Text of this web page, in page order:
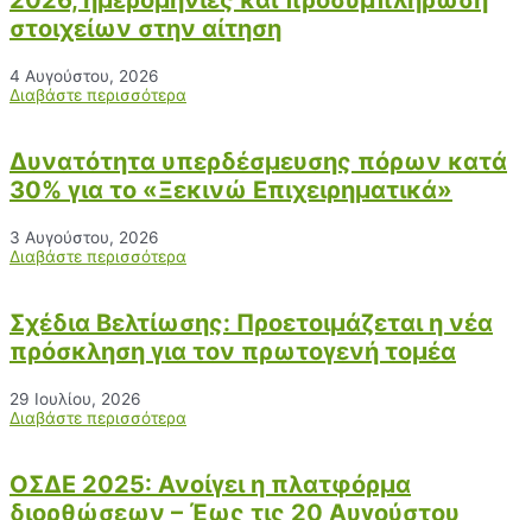
στοιχείων στην αίτηση
4 Αυγούστου, 2026
Διαβάστε περισσότερα
Δυνατότητα υπερδέσμευσης πόρων κατά
30% για το «Ξεκινώ Επιχειρηματικά»
3 Αυγούστου, 2026
Διαβάστε περισσότερα
Σχέδια Βελτίωσης: Προετοιμάζεται η νέα
πρόσκληση για τον πρωτογενή τομέα
29 Ιουλίου, 2026
Διαβάστε περισσότερα
ΟΣΔΕ 2025: Ανοίγει η πλατφόρμα
διορθώσεων – Έως τις 20 Αυγούστου